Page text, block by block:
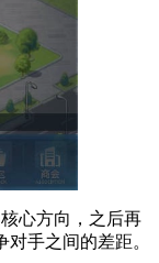
心方向，之后再
手之间的差距。